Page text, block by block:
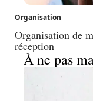
Organisation
Organisation de
réception
À ne pas